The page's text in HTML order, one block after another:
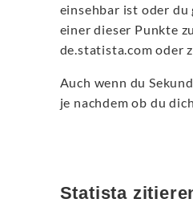
einsehbar ist oder
einer dieser Punkte
de.statista.com oder
Auch wenn du
je nachdem ob du
Statista